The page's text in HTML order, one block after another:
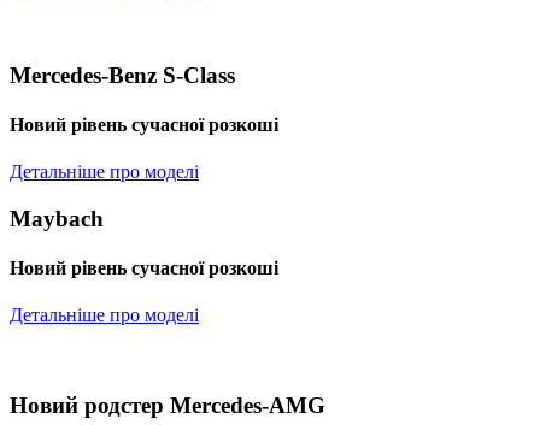
Mercedes-Benz S-Class
Новий рівень сучасної розкоші
Детальніше про моделі
Maybach
Новий рівень сучасної розкоші
Детальніше про моделі
Новий родстер Mercedes-AMG